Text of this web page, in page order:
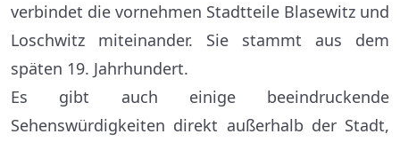
verbindet die vornehmen Stadtteile Blasewitz und
Loschwitz miteinander. Sie stammt aus dem
späten 19. Jahrhundert.
Es gibt auch einige beeindruckende
Sehenswürdigkeiten direkt außerhalb der Stadt,